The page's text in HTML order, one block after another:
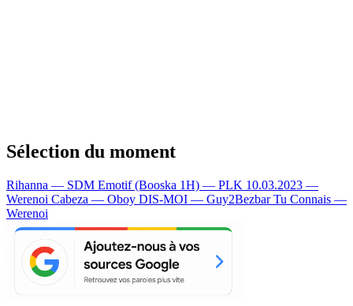
Sélection du moment
Rihanna — SDM Emotif (Booska 1H) — PLK 10.03.2023 —
Werenoi Cabeza — Oboy DIS-MOI — Guy2BezbarTu Connais —
Werenoi